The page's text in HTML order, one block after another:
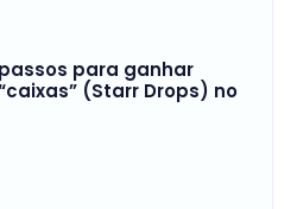
para ganhar
(Starr Drops) no